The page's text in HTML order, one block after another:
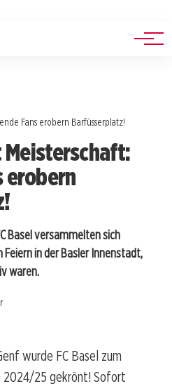
Fans erobern Barfüsserplatz!
Meisterschaft:
erobern
Basel versammelten sich
in der Basler Innenstadt,
waren.
wurde FC Basel zum
2024/25 gekrönt! Sofort